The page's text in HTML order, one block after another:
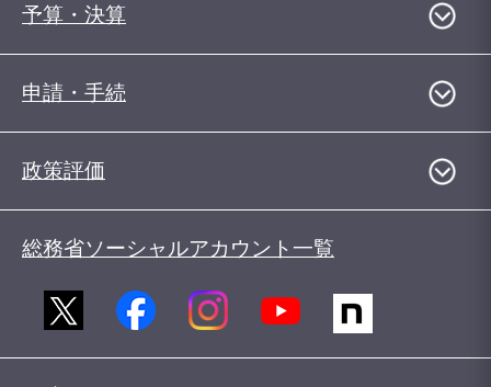
予算・決算
申請・手続
政策評価
総務省ソーシャルアカウント一覧